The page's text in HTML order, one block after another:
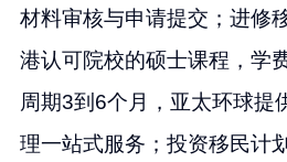
材料审核与申请提交；进修
港认可院校的硕士课程，学
周期3到6个月，亚太环球提
理一站式服务；投资移民计